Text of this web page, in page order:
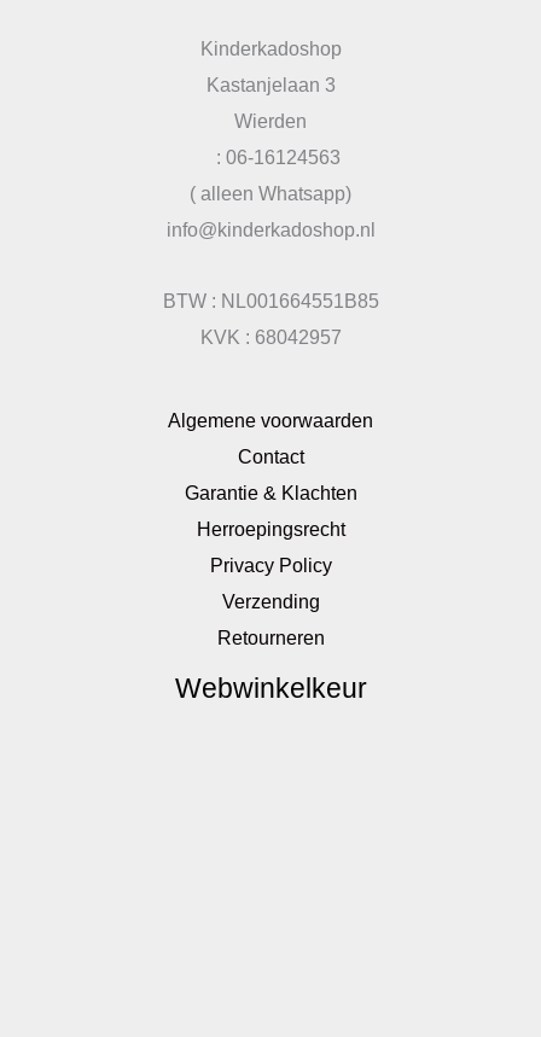
Kinderkadoshop
Kastanjelaan 3
Wierden
: 06-16124563
( alleen Whatsapp)
info@kinderkadoshop.nl
BTW : NL001664551B85
KVK : 68042957
Algemene voorwaarden
Contact
Garantie & Klachten
Herroepingsrecht
Privacy Policy
Verzending
Retourneren
Webwinkelkeur